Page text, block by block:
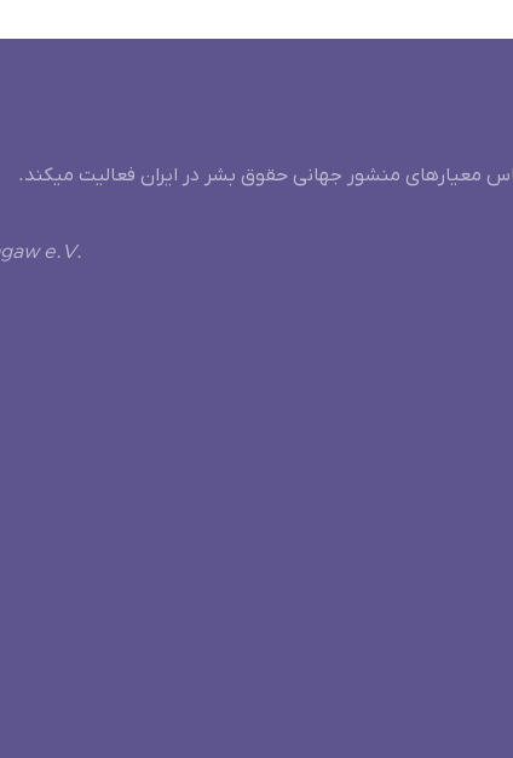
معیارهای منشور جهانی حقوق بشر در ایران فعالیت میکند.
e.V.